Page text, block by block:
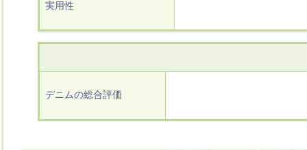
実用性
デニムの総合評価